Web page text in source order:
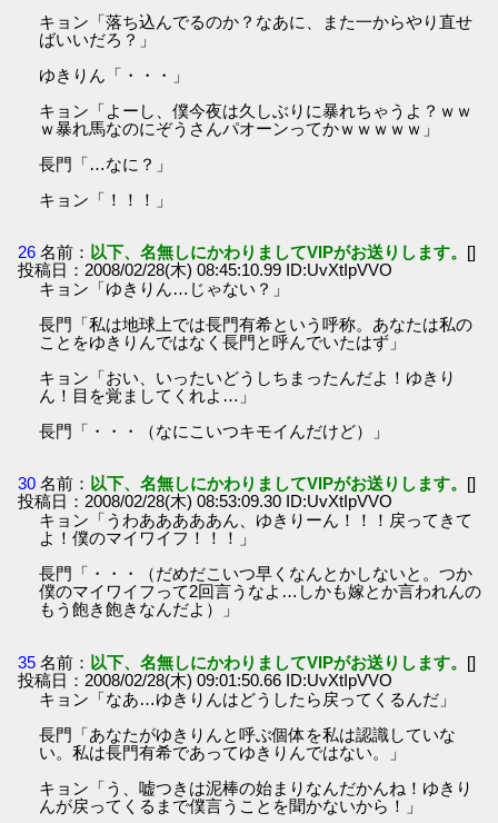
キョン「落ち込んでるのか？なあに、また一からやり直せ
ばいいだろ？」
ゆきりん「・・・」
キョン「よーし、僕今夜は久しぶりに暴れちゃうよ？ｗｗ
ｗ暴れ馬なのにぞうさんパオーンってかｗｗｗｗｗ」
長門「…なに？」
キョン「！！！」
26 名前： 以下、名無しにかわりましてVIPがお送りします。 []
投稿日：2008/02/28(木) 08:45:10.99 ID:UvXtIpVVO
キョン「ゆきりん…じゃない？」
長門「私は地球上では長門有希という呼称。あなたは私の
ことをゆきりんではなく長門と呼んでいたはず」
キョン「おい、いったいどうしちまったんだよ！ゆきり
ん！目を覚ましてくれよ…」
長門「・・・（なにこいつキモイんだけど）」
30 名前： 以下、名無しにかわりましてVIPがお送りします。 []
投稿日：2008/02/28(木) 08:53:09.30 ID:UvXtIpVVO
キョン「うわあああああん、ゆきりーん！！！戻ってきて
よ！僕のマイワイフ！！！」
長門「・・・（だめだこいつ早くなんとかしないと。つか
僕のマイワイフって2回言うなよ…しかも嫁とか言われんの
もう飽き飽きなんだよ）」
35 名前： 以下、名無しにかわりましてVIPがお送りします。 []
投稿日：2008/02/28(木) 09:01:50.66 ID:UvXtIpVVO
キョン「なあ…ゆきりんはどうしたら戻ってくるんだ」
長門「あなたがゆきりんと呼ぶ個体を私は認識していな
い。私は長門有希であってゆきりんではない。」
キョン「う、嘘つきは泥棒の始まりなんだかんね！ゆきり
んが戻ってくるまで僕言うことを聞かないから！」